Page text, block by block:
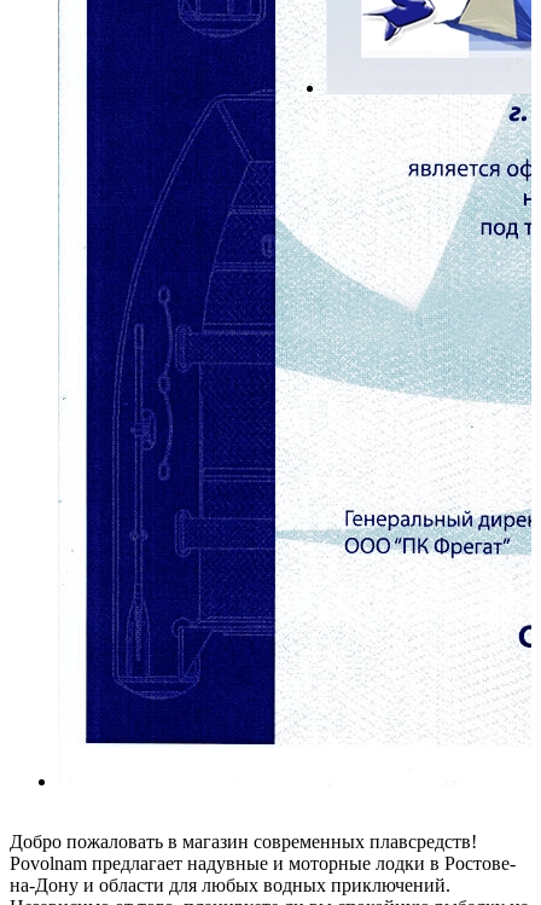
Добро пожаловать в магазин современных плавсредств!
Povolnam предлагает надувные и моторные лодки в Ростове-
на-Дону и области для любых водных приключений.